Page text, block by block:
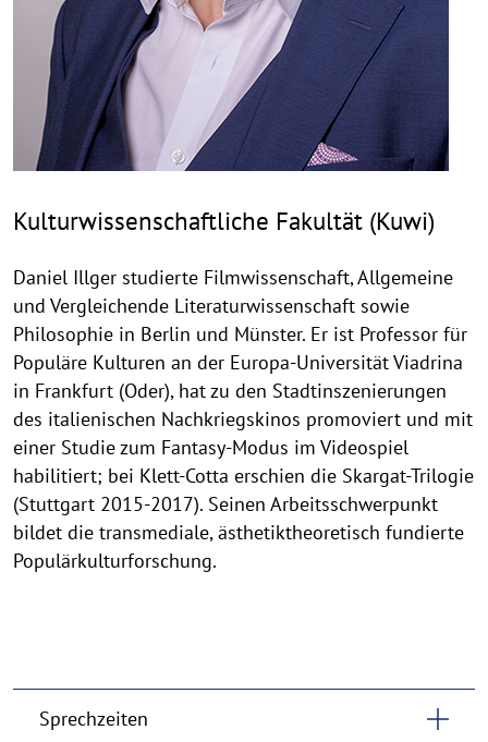
Kulturwissenschaftliche Fakultät (Kuwi)
Daniel Illger studierte Filmwissenschaft, Allgemeine
und Vergleichende Literaturwissenschaft sowie
Philosophie in Berlin und Münster. Er ist Professor für
Populäre Kulturen an der Europa-Universität Viadrina
in Frankfurt (Oder), hat zu den Stadtinszenierungen
des italienischen Nachkriegskinos promoviert und mit
einer Studie zum Fantasy-Modus im Videospiel
habilitiert; bei Klett-Cotta erschien die Skargat-Trilogie
(Stuttgart 2015-2017). Seinen Arbeitsschwerpunkt
bildet die transmediale, ästhetiktheoretisch fundierte
Populärkulturforschung.
Sprechzeiten